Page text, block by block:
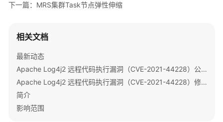
MRS
据
盘
下一篇：MRS集群Task节点弹性伸缩
相关文档
最新动态
Apache Log4j2 远程代码执行漏洞（CVE-2021-44228）公告
Apache Log4j2 远程代码执行漏洞（CVE-2021-44228）修复指导
简介
影响范围